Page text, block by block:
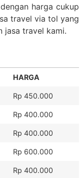
harga cukup
travel via tol yang
jasa travel kami.
HARGA
Rp 450.000
Rp 400.000
Rp 400.000
Rp 600.000
Rp 400.000